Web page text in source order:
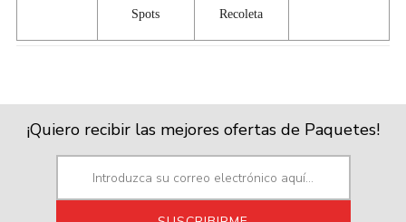
Spots
Recoleta
¡Quiero recibir las mejores ofertas de Paquetes!